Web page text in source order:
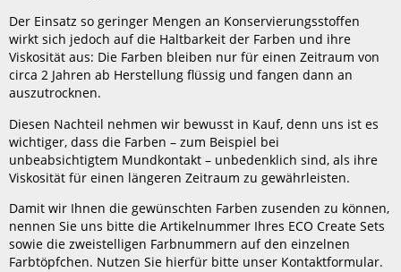
Der Einsatz so geringer Mengen an Konservierungsstoffen
wirkt sich jedoch auf die Haltbarkeit der Farben und ihre
Viskosität aus: Die Farben bleiben nur für einen Zeitraum von
circa 2 Jahren ab Herstellung flüssig und fangen dann an
auszutrocknen.
Diesen Nachteil nehmen wir bewusst in Kauf, denn uns ist es
wichtiger, dass die Farben – zum Beispiel bei
unbeabsichtigtem Mundkontakt – unbedenklich sind, als ihre
Viskosität für einen längeren Zeitraum zu gewährleisten.
Damit wir Ihnen die gewünschten Farben zusenden zu können,
nennen Sie uns bitte die Artikelnummer Ihres ECO Create Sets
sowie die zweistelligen Farbnummern auf den einzelnen
Farbtöpfchen. Nutzen Sie hierfür bitte unser Kontaktformular.